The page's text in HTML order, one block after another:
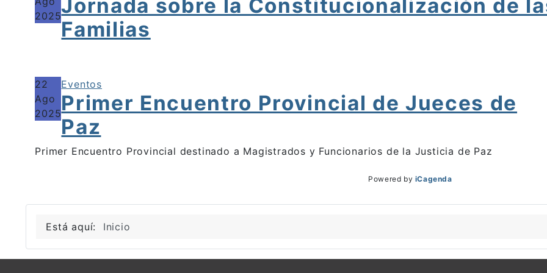
2025Jornada sobre la Constitucionalización de
Familias
22
Ago
2025
Eventos
Primer Encuentro Provincial de Jueces de
Paz
Primer Encuentro Provincial destinado a Magistrados y Funcionarios de la Justicia de Paz
Powered by iCagenda
Está aquí: Inicio